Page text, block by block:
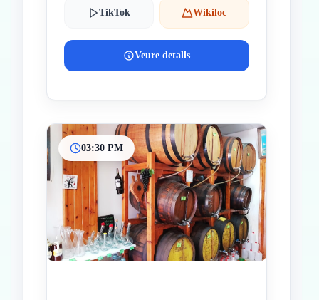
TikTok Wikiloc
Veure detalls
03:30 PM